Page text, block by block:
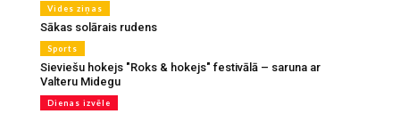
Vides ziņas
Sākas solārais rudens
Sports
Sieviešu hokejs "Roks & hokejs" festivālā – saruna ar
Valteru Midegu
Dienas izvēle